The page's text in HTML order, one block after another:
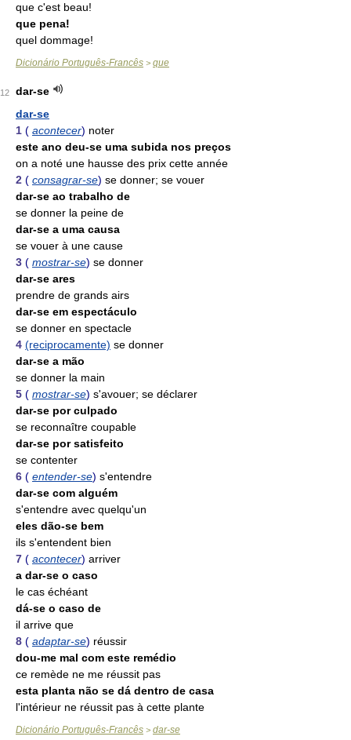
que c'est beau!
que pena!
quel dommage!
Dicionário Português-Francês > que
12
dar-se
dar-se
1 ( acontecer) noter
este ano deu-se uma subida nos preços
on a noté une hausse des prix cette année
2 ( consagrar-se) se donner; se vouer
dar-se ao trabalho de
se donner la peine de
dar-se a uma causa
se vouer à une cause
3 ( mostrar-se) se donner
dar-se ares
prendre de grands airs
dar-se em espectáculo
se donner en spectacle
4 (reciprocamente) se donner
dar-se a mão
se donner la main
5 ( mostrar-se) s'avouer; se déclarer
dar-se por culpado
se reconnaître coupable
dar-se por satisfeito
se contenter
6 ( entender-se) s'entendre
dar-se com alguém
s'entendre avec quelqu'un
eles dão-se bem
ils s'entendent bien
7 ( acontecer) arriver
a dar-se o caso
le cas échéant
dá-se o caso de
il arrive que
8 ( adaptar-se) réussir
dou-me mal com este remédio
ce remède ne me réussit pas
esta planta não se dá dentro de casa
l'intérieur ne réussit pas à cette plante
Dicionário Português-Francês > dar-se